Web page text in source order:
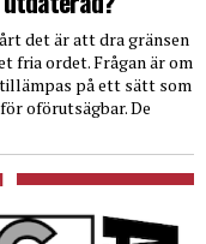
det är att dra gränsen
fria ordet. Frågan är om
på ett sätt som
oförutsägbar. De